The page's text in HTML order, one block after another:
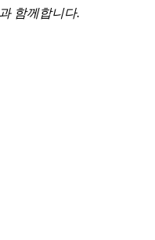
함께합니다.